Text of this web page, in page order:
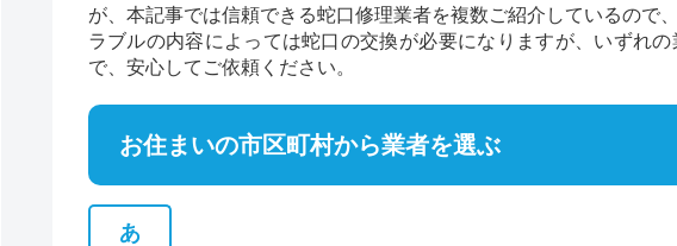
が、本記事では信頼できる蛇口修理業者を複数ご紹介しているので
ラブルの内容によっては蛇口の交換が必要になりますが、いずれ
で、安心してご依頼ください。
お住まいの市区町村から業者を選ぶ
あ